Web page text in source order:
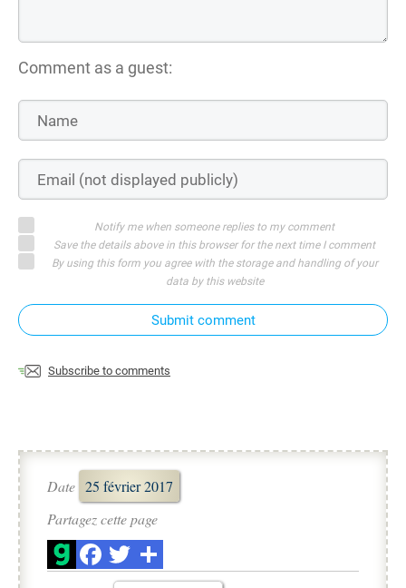
Comment as a guest:
Notify me when someone replies to my comment
Save the details above in this browser for the next time I comment
By using this form you agree with the storage and handling of your
data by this website
Submit comment
Subscribe to comments
Date 25 février 2017
Partagez cette page